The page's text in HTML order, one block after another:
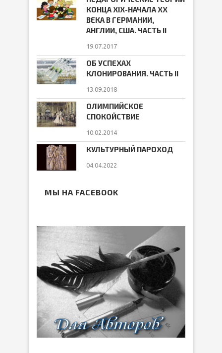
КОНЦА ХIХ-НАЧАЛА ХХ
ВЕКА В ГЕРМАНИИ,
АНГЛИИ, США. ЧАСТЬ II
19.07.2017
ОБ УСПЕХАХ
КЛОНИРОВАНИЯ. ЧАСТЬ II
13.09.2018
ОЛИМПИЙСКОЕ
СПОКОЙСТВИЕ
10.02.2014
КУЛЬТУРНЫЙ ПАРОХОД
04.04.2022
МЫ НА FACEBOOK